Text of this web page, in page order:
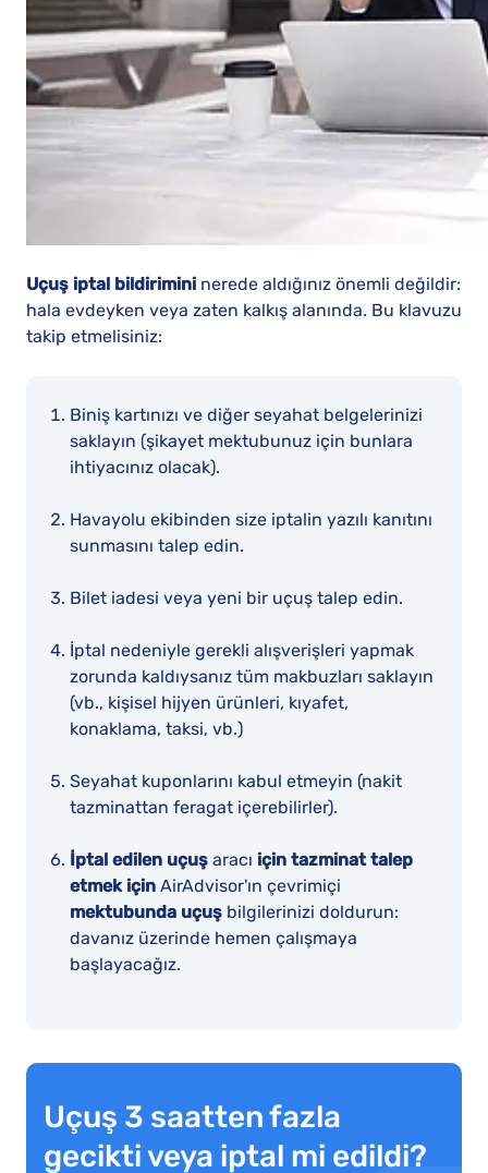
Uçuş iptal bildirimini nerede aldığınız önemli değildir:
hala evdeyken veya zaten kalkış alanında. Bu klavuzu
takip etmelisiniz:
Biniş kartınızı ve diğer seyahat belgelerinizi
saklayın (şikayet mektubunuz için bunlara
ihtiyacınız olacak).
Havayolu ekibinden size iptalin yazılı kanıtını
sunmasını talep edin.
Bilet iadesi veya yeni bir uçuş talep edin.
İptal nedeniyle gerekli alışverişleri yapmak
zorunda kaldıysanız tüm makbuzları saklayın
(vb., kişisel hijyen ürünleri, kıyafet,
konaklama, taksi, vb.)
Seyahat kuponlarını kabul etmeyin (nakit
tazminattan feragat içerebilirler).
İptal edilen uçuş aracı için tazminat talep
etmek için AirAdvisor'ın çevrimiçi
mektubunda uçuş bilgilerinizi doldurun:
davanız üzerinde hemen çalışmaya
başlayacağız.
Uçuş 3 saatten fazla
gecikti veya iptal mi edildi?